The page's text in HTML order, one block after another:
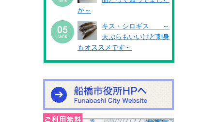
か～
キス・シロギス ～
天ぷらもいいけど刺身
もオススメです～